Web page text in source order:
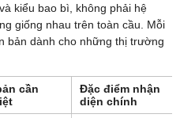
kiểu bao bì, không phải hệ
giống nhau trên toàn cầu. Mỗi
bản dành cho những thị trường
cần
Đặc điểm nhận
diện chính